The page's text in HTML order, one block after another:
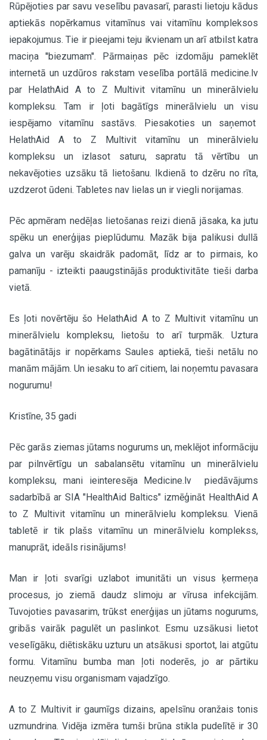
Rūpējoties par savu veselību pavasarī, parasti lietoju kādus
aptiekās nopērkamus vitamīnus vai vitamīnu kompleksos
iepakojumus. Tie ir pieejami teju ikvienam un arī atbilst katra
maciņa ''biezumam''. Pārmaiņas pēc izdomāju pameklēt
internetā un uzdūros rakstam veselība portālā medicine.lv
par HelathAid A to Z Multivit vitamīnu un minerālvielu
kompleksu. Tam ir ļoti bagātīgs minerālvielu un visu
iespējamo vitamīnu sastāvs. Piesakoties un saņemot
HelathAid A to Z Multivit vitamīnu un minerālvielu
kompleksu un izlasot saturu, sapratu tā vērtību un
nekavējoties uzsāku tā lietošanu. Ikdienā to dzēru no rīta,
uzdzerot ūdeni. Tabletes nav lielas un ir viegli norijamas.
Pēc apmēram nedēļas lietošanas reizi dienā jāsaka, ka jutu
spēku un enerģijas pieplūdumu. Mazāk bija palikusi dullā
galva un varēju skaidrāk padomāt, līdz ar to pirmais, ko
pamanīju - izteikti paaugstinājās produktivitāte tieši darba
vietā.
Es ļoti novērtēju šo HelathAid A to Z Multivit vitamīnu un
minerālvielu kompleksu, lietošu to arī turpmāk. Uztura
bagātinātājs ir nopērkams Saules aptiekā, tieši netālu no
manām mājām. Un iesaku to arī citiem, lai noņemtu pavasara
nogurumu!
Kristīne, 35 gadi
Pēc garās ziemas jūtams nogurums un, meklējot informāciju
par pilnvērtīgu un sabalansētu vitamīnu un minerālvielu
kompleksu, mani ieinteresēja Medicine.lv piedāvājums
sadarbībā ar SIA "HealthAid Baltics" izmēģināt HealthAid A
to Z Multivit vitamīnu un minerālvielu kompleksu. Vienā
tabletē ir tik plašs vitamīnu un minerālvielu komplekss,
manuprāt, ideāls risinājums!
Man ir ļoti svarīgi uzlabot imunitāti un visus ķermeņa
procesus, jo ziemā daudz slimoju ar vīrusa infekcijām.
Tuvojoties pavasarim, trūkst enerģijas un jūtams nogurums,
gribās vairāk pagulēt un paslinkot. Esmu uzsākusi lietot
veselīgāku, diētiskāku uzturu un atsākusi sportot, lai atgūtu
formu. Vitamīnu bumba man ļoti noderēs, jo ar pārtiku
neuzņemu visu organismam vajadzīgo.
A to Z Multivit ir gaumīgs dizains, apelsīnu oranžais tonis
uzmundrina. Vidēja izmēra tumši brūna stikla pudelītē ir 30